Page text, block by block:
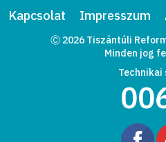
Kapcsolat Impresszum
Ⓒ 2026 Tiszántúli
Minden jog
Technikai